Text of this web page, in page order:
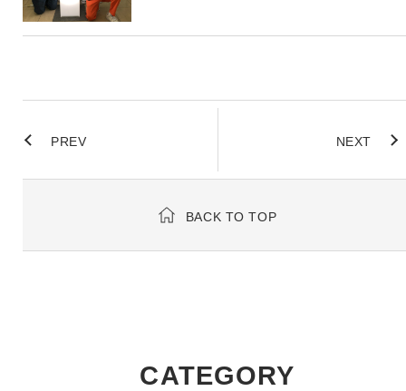
PREV NEXT
BACK TO TOP
CATEGORY